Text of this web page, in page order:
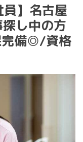
員】名古屋
し中の方
備◎/資格